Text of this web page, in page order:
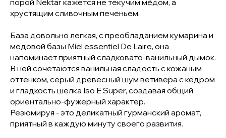
порой Nektar кажется не текучим мёдом, а
хрустящим сливочным печеньем.
База довольно легкая, с преобладанием кумарина и
медовой базы Miel essentiel De Laire, она
напоминает приятный сладковато-ванильный дымок.
В ней сочетаются ванильная сладость с кожаным
оттенком, серый древесный шум ветивера с кедром
и гладкость шелка Iso E Super, создавая общий
ориентально-фужерный характер.
Резюмируя - это деликатный гурманский аромат,
приятный в каждую минуту своего развития.